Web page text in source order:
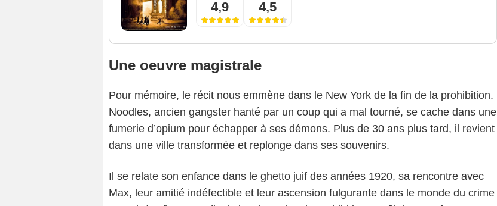
4,9 4,5
Une oeuvre magistrale
Pour mémoire, le récit nous emmène dans le New York de la fin de la prohibition.
Noodles, ancien gangster hanté par un coup qui a mal tourné, se cache dans une
fumerie d’opium pour échapper à ses démons. Plus de 30 ans plus tard, il revient
dans une ville transformée et replonge dans ses souvenirs.
Il se relate son enfance dans le ghetto juif des années 1920, sa rencontre avec
Max, leur amitié indéfectible et leur ascension fulgurante dans le monde du crime